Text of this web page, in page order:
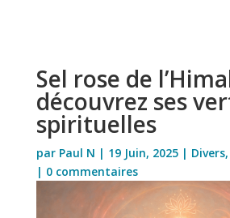
Sel rose de
découvrez ses
spirituelles
par Paul N | 19 Juin, 2025| Divers,
| 0 commentaires